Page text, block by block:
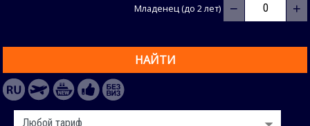
Младенец (до 2 лет) − +
НАЙТИ